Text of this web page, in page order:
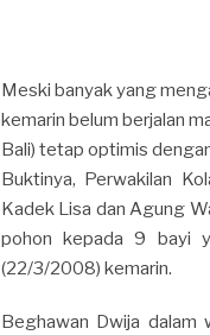
Meski banyak yang
kemarin belum berjalan
Bali) tetap optimis
Buktinya, Perwakilan
Kadek Lisa dan Agung
pohon kepada 9 bayi
(22/3/2008) kemarin.
Beghawan Dwija dalam